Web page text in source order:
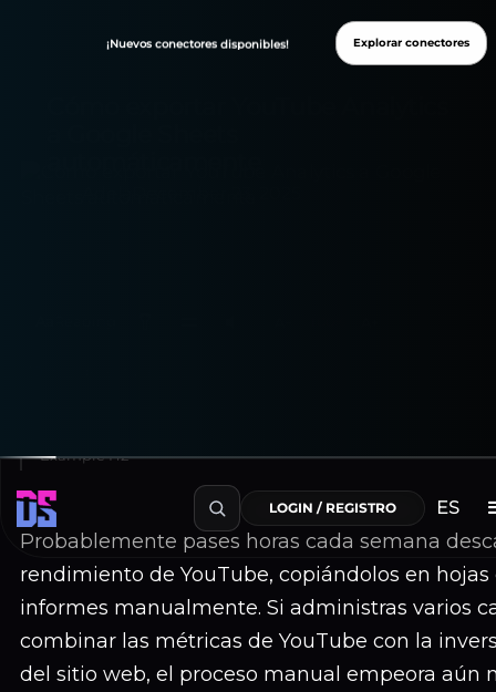
¡Nuevos conectores disponibles! Explorar conectores
LOGIN / REGISTRO ES
Example H2
Probablemente pases horas cada semana
rendimiento de YouTube, copiándolos en
informes manualmente. Si administras varios
combinar las métricas de YouTube con la
del sitio web, el proceso manual empeora aún